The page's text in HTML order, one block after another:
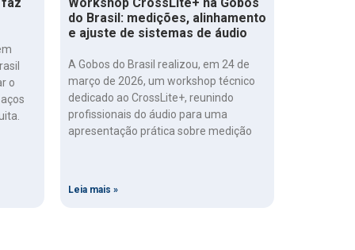
o
do Brasil: medições, alinhamento
e ajuste de sistemas de áudio
A Gobos do Brasil realizou, em 24 de
março de 2026, um workshop técnico
dedicado ao CrossLite+, reunindo
profissionais do áudio para uma
apresentação prática sobre medição
Leia mais »